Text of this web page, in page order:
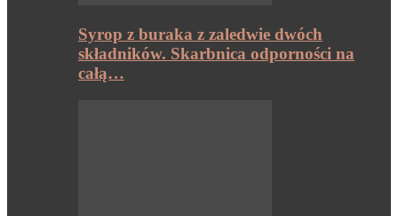
Syrop z buraka z zaledwie dwóch
składników. Skarbnica odporności na
całą…